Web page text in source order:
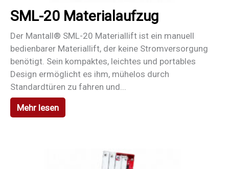
SML-20 Materialaufzug
Der Mantall® SML-20 Materiallift ist ein manuell
bedienbarer Materiallift, der keine Stromversorgung
benötigt. Sein kompaktes, leichtes und portables
Design ermöglicht es ihm, mühelos durch
Standardtüren zu fahren und...
Mehr lesen